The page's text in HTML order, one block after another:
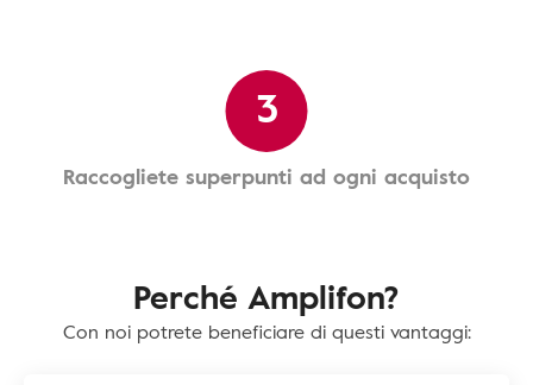
3
Raccogliete superpunti ad ogni acquisto
Perché Amplifon?
Con noi potrete beneficiare di questi vantaggi: